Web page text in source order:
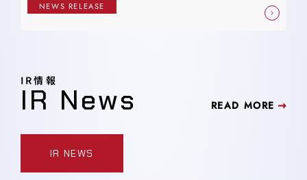
NEWS RELEASE
IR情報
IR News READ MORE
IR NEWS